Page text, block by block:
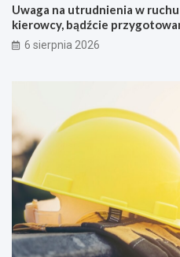
Uwaga na utrudnienia w
kierowcy, bądźcie
6 sierpnia 2026